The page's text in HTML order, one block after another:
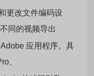
更改文件编码设
同的视频导出
应用程序。具
、